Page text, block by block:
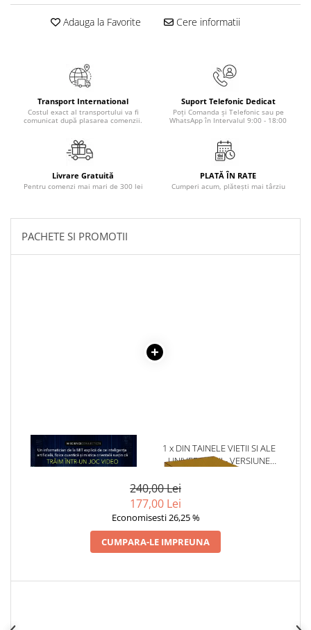
Romane de dragoste, Carti
Senzatii/Dragoste
Senzatii/Suspans
Senzatii/Thriller
Teatru
Teens Book Club
Seturi birotica
Articole scolare
Caiete si Carnetele scolare
Coperti, Mape, Etichete
Ghiozdane si Penare scolare
Instrumente de scris
Seturi scolare
Consumabile & Accesorii
Adauga la Favorite Cere informatii
Transport International
Costul exact al transportului va fi
comunicat după plasarea comenzii.
Suport Telefonic Dedicat
Poți Comanda și Telefonic sau pe
WhatsApp în Intervalul 9:00 - 18:00
Livrare Gratuită
Pentru comenzi mai mari de 300 lei
PLATĂ ÎN RATE
Cumperi acum, plătești mai târziu
PACHETE SI PROMOTII
1 x IPOTEZA SIMULARII
1 x DIN TAINELE VIETII SI ALE
UNIVERSULUI - VERSIUNE
VOLUMELE I-III. CUTIE DE
COLECTIE -SCARLAT
240,00 Lei
177,00 Lei
Economisesti 26,25 %
CUMPARA-LE IMPREUNA